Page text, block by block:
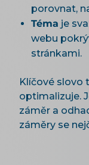
porovnat,
Téma je
webu
stránkami.
Klíčové slovo
optimalizuje.
záměr a
záměry se